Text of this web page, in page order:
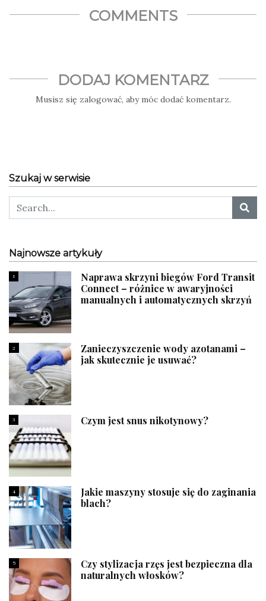
COMMENTS
DODAJ KOMENTARZ
Musisz się zalogować, aby móc dodać komentarz.
Szukaj w serwisie
Najnowsze artykuły
1
Naprawa skrzyni biegów Ford Transit
Connect – różnice w awaryjności
manualnych i automatycznych skrzyń
2
Zanieczyszczenie wody azotanami –
jak skutecznie je usuwać?
3 Czym jest snus nikotynowy?
4
Jakie maszyny stosuje się do zaginania
blach?
5
Czy stylizacja rzęs jest bezpieczna dla
naturalnych włosków?